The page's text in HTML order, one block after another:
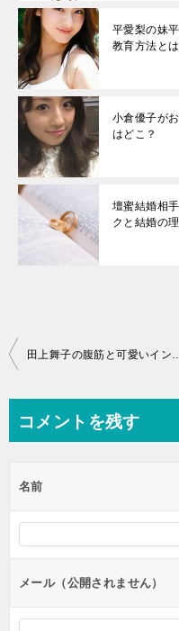
平愛梨の妹
教育方法とは
小倉優子が
はどこ？
壇蜜結婚相
クと結婚の
投
ビ
ー
シ
ョ
ン
コメントを残す
名前
メール（公開されません）